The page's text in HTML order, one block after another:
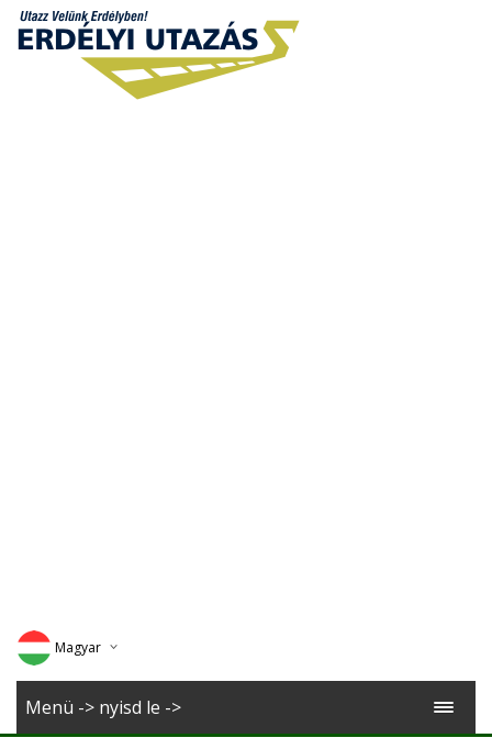
Magyar
Deutsch
Menü -> nyisd le ->